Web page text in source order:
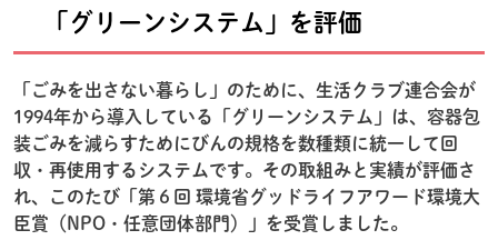
「グリーンシステム」を評価
「ごみを出さない暮らし」のために、生活クラブ連合会が
1994年から導入している「グリーンシステム」は、容器包
装ごみを減らすためにびんの規格を数種類に統一して回
収・再使用するシステムです。その取組みと実績が評価さ
れ、このたび「第６回 環境省グッドライフアワード環境大
臣賞（NPO・任意団体部門）」を受賞しました。